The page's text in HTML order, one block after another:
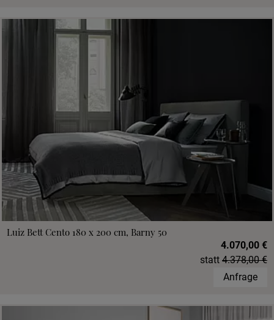
Luiz Bett Cento 180 x 200 cm, Barny 50
4.070,00 €
statt 4.378,00 €
Anfrage